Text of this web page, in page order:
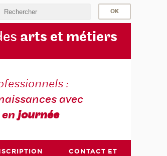
arts et métiers
:
avec
enjournée
CONTACT ET